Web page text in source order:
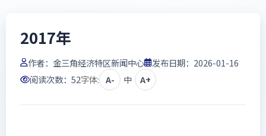
2017年
作者： 金三角经济特区新闻中心
发布日期：2026-01-16
阅读次数： 52字体: A- 中 A+